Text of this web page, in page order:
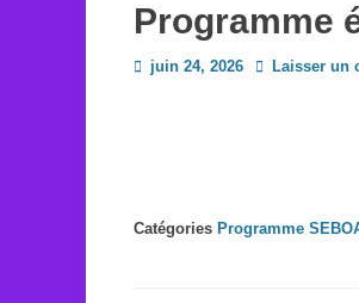
Programme
Posted
juin 24, 2026 Laisser un
Catégories Programme